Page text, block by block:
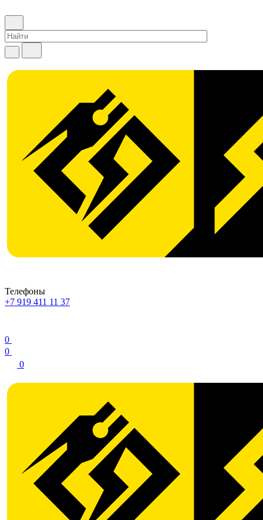
Телефоны
+7 919 411 11 37
0
0
0